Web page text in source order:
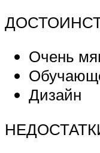
Очень
Дизайн